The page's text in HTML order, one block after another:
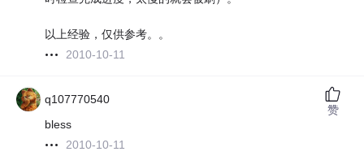
以上经验，仅供参考。。
2010-10-11
q107770540
bless
2010-10-11
赞